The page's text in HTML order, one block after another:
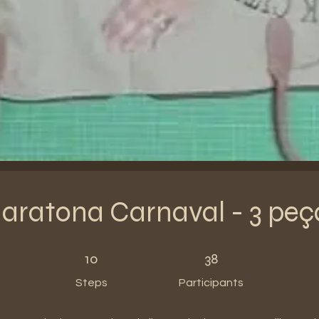
Carnaval - 3
10
Steps
38
Participants
38 Participants